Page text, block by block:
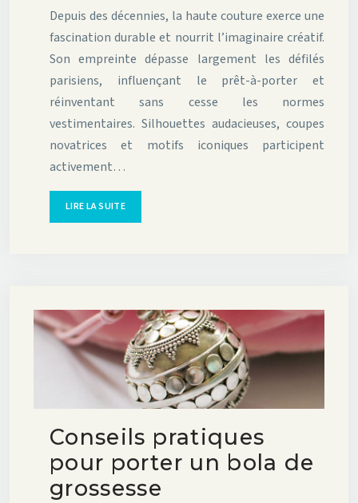
Depuis des décennies, la haute couture exerce une
fascination durable et nourrit l’imaginaire créatif.
Son empreinte dépasse largement les défilés
parisiens, influençant le prêt-à-porter et
réinventant sans cesse les normes
vestimentaires. Silhouettes audacieuses, coupes
novatrices et motifs iconiques participent
activement…
LIRE LA SUITE
Conseils pratiques
pour porter un bola de
grossesse